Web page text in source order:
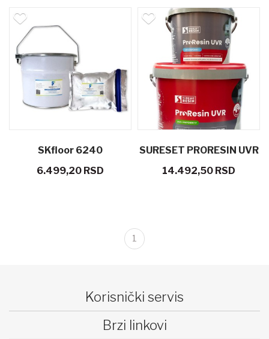
SKfloor 6240
poliuretansko vezivo za
6.499,20 RSD
SURESET PRORESIN UVR
7,5 kg PU Resin vezivo za
14.492,50 RSD
1
Korisnički servis
Brzi linkovi